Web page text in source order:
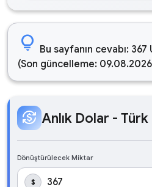
lightbulb Bu sayfanın cevabı: 367
(Son güncelleme:
currency_exchange Anlık Dolar -
Dönüştürülecek Miktar
$